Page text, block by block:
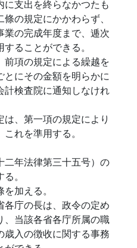
に支出を終らなかつたも
の規定にかかわらず、
業の完成年度まで、逓次
ることができる。
前項の規定による繰越を
とにその金額を明らかに
計検査院に通知しなけれ
、第一項の規定により
れを準用する。
二年法律第三十五号）の
。
加える。
各庁の長は、政令の定め
、当該各省各庁所属の職
歳入の徴收に関する事務